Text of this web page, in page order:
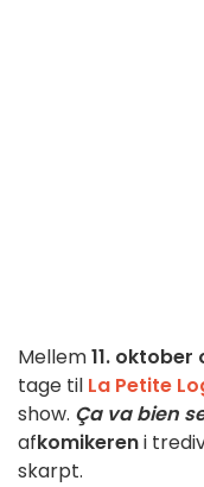
Mellem11.
tage til La Petite
show. Ça va bien
afkomikereni
skarpt.